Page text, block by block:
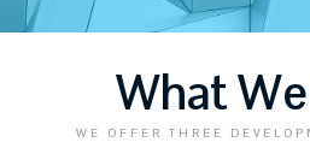
What
WE OFFER THREE